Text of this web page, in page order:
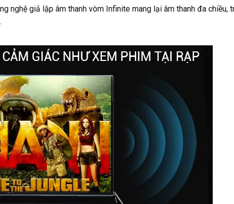
nghệ giả lập âm thanh vòm Infinite mang lại âm thanh đa